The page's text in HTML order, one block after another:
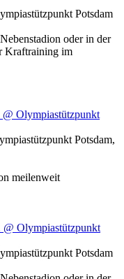
Potsdam
oder in der
Kraftraining im
@ Olympiastützpunkt
Potsdam,
meilenweit
@ Olympiastützpunkt
Potsdam